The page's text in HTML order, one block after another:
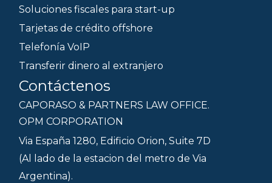
Soluciones fiscales para start-up
Tarjetas de crédito offshore
Telefonía VoIP
Transferir dinero al extranjero
Contáctenos
CAPORASO & PARTNERS LAW OFFICE.
OPM CORPORATION
Via España 1280, Edificio Orion, Suite 7D
(Al lado de la estacion del metro de Via
Argentina).